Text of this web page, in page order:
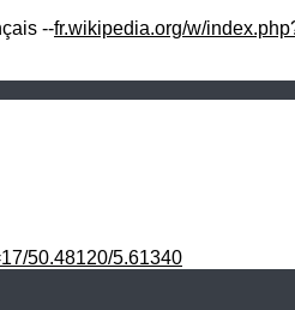
--fr.wikipedia.org/w/
50.48120/5.61340